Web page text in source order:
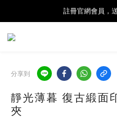
全館消費滿$2500
註冊官網會員，
全館消費滿$2500
分享到
靜光薄暮 復古緞面
夾